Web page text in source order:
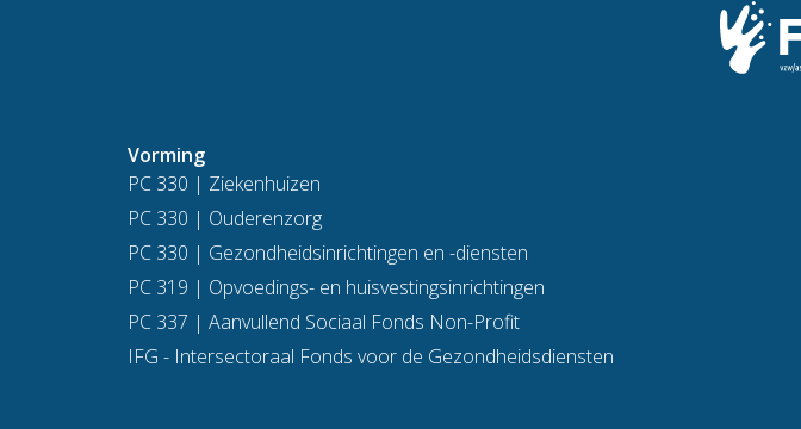
Vorming
PC 330 | Ziekenhuizen
PC 330 | Ouderenzorg
PC 330 | Gezondheidsinrichtingen en -diensten
PC 319 | Opvoedings- en huisvestingsinrichtingen
PC 337 | Aanvullend Sociaal Fonds Non-Profit
IFG - Intersectoraal Fonds voor de Gezondheidsdiensten